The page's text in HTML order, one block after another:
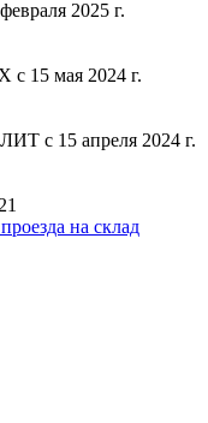
2025 г.
15 мая 2024 г.
с 15 апреля 2024 г.
на склад